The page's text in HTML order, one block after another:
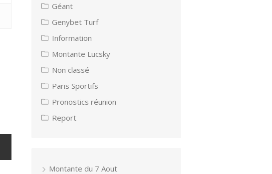
Géant
Genybet Turf
Information
Montante Lucsky
Non classé
Paris Sportifs
Pronostics réunion
Report
Montante du 7 Aout